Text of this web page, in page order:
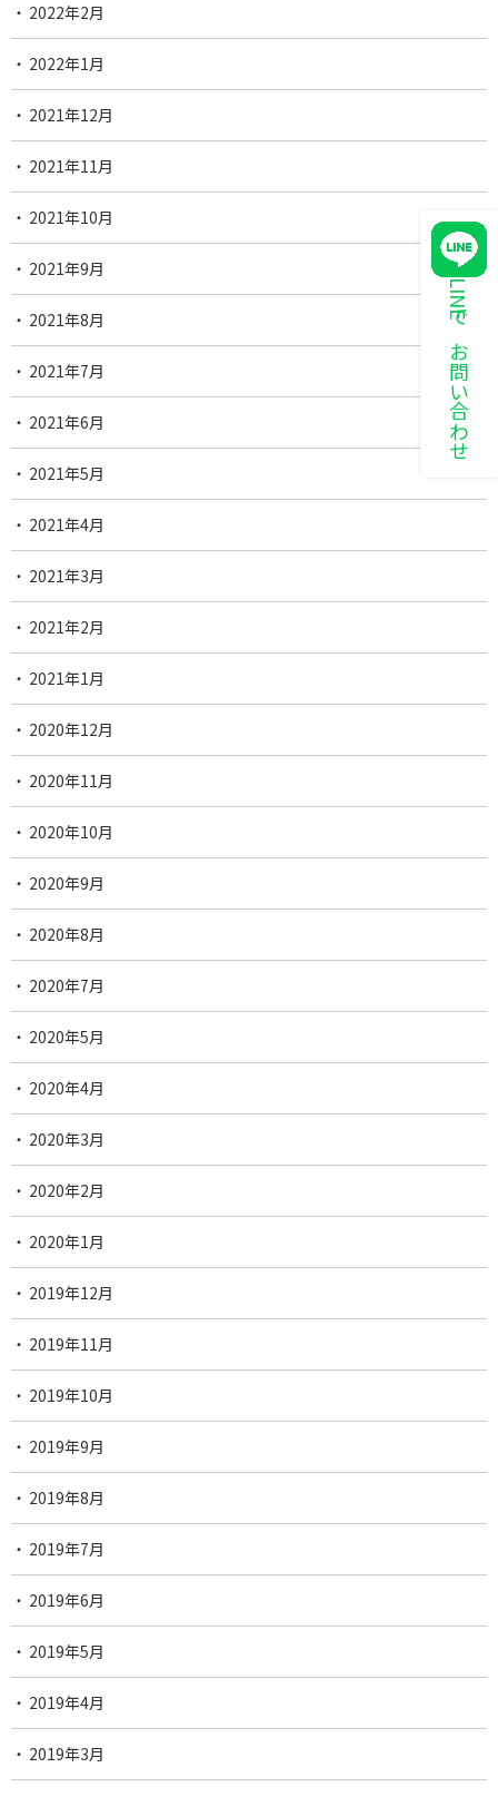
LINEでお問い合わせ
2022年2月
2022年1月
2021年12月
2021年11月
2021年10月
2021年9月
2021年8月
2021年7月
2021年6月
2021年5月
2021年4月
2021年3月
2021年2月
2021年1月
2020年12月
2020年11月
2020年10月
2020年9月
2020年8月
2020年7月
2020年5月
2020年4月
2020年3月
2020年2月
2020年1月
2019年12月
2019年11月
2019年10月
2019年9月
2019年8月
2019年7月
2019年6月
2019年5月
2019年4月
2019年3月